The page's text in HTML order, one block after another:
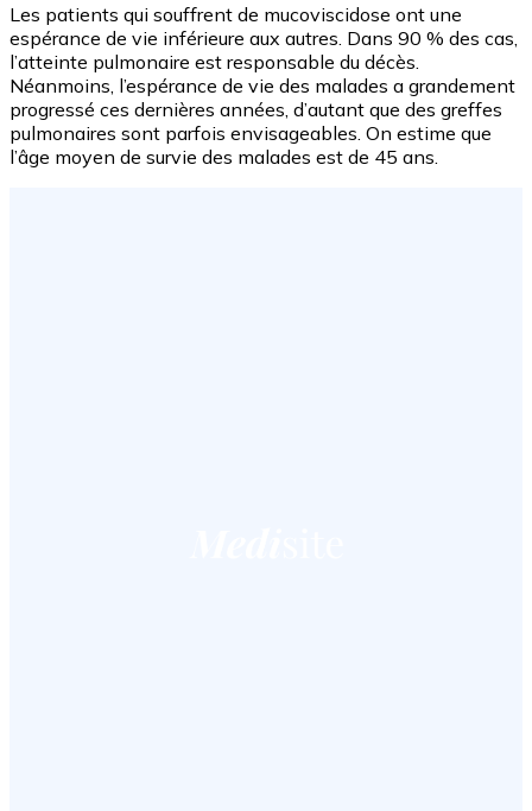
Les patients qui souffrent de mucoviscidose ont une
espérance de vie inférieure aux autres. Dans 90 % des cas,
l’atteinte pulmonaire est responsable du décès.
Néanmoins, l’espérance de vie des malades a grandement
progressé ces dernières années, d’autant que des greffes
pulmonaires sont parfois envisageables. On estime que
l’âge moyen de survie des malades est de 45 ans.